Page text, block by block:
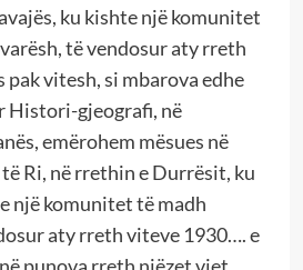
ku kishte një komunitet
të vendosur aty rreth
pak vitesh, si mbarova edhe
Histori-gjeografi, në
emërohem mësues në
Ri, në rrethin e Durrësit, ku
një komunitet të madh
aty rreth viteve 1930…. e